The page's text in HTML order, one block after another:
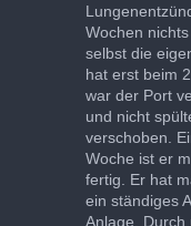
Wochen
selbst die
hat erst beim
war der Port
und nicht
verschoben.
Woche ist er
fertig. Er hat
ein ständiges
Anlage. Durch